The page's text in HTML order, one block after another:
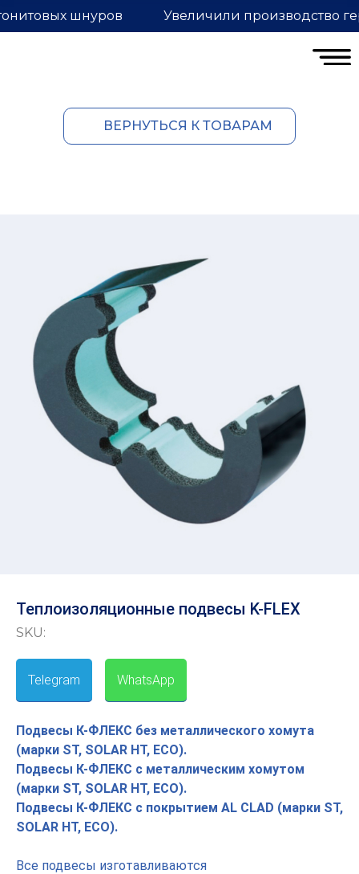
Увеличили производство
шнуров
ВЕРНУТЬСЯ К ТОВАРАМ
Теплоизоляционные подвесы K-FLEX
SKU:
Telegram WhatsApp
Подвесы К-ФЛЕКС без металлического хомута
(марки ST, SOLAR HT, ECO).
Подвесы К-ФЛЕКС с металлическим хомутом
(марки ST, SOLAR HT, ECO).
Подвесы К-ФЛЕКС с покрытием AL CLAD (марки ST,
SOLAR HT, ECO).
Все подвесы изготавливаются